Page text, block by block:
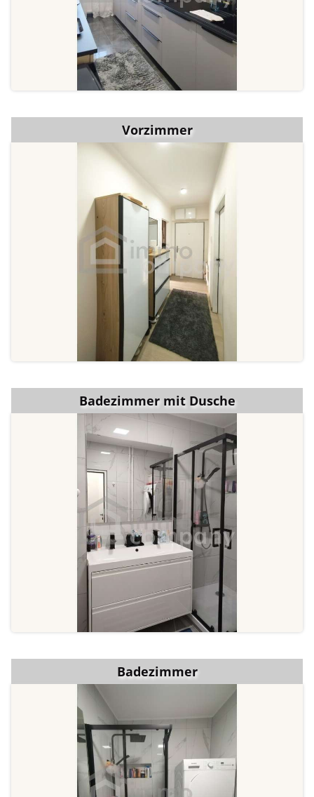
Vorzimmer
Badezimmer mit Dusche
Badezimmer